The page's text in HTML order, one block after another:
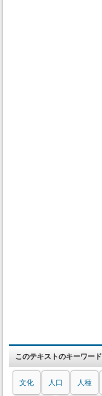
このテキストのキーワード
文化 人口 人種